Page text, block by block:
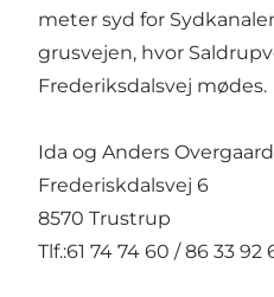
meter syd for
grusvejen, hvor
Frederiksdalsvej mødes.
Ida og Anders Overgaard
Frederiskdalsvej 6
8570 Trustrup
Tlf.:61 74 74 60 / 86 33 92